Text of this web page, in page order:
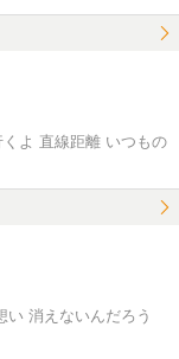
よ 直線距離 いつもの
消えないんだろう